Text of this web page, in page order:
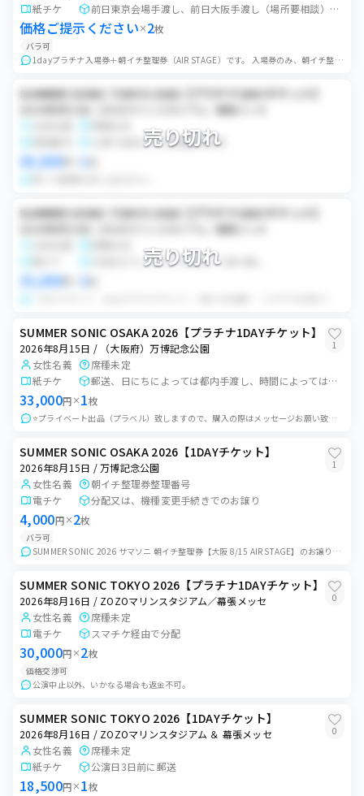
紙チケ
前日東京会場手渡し、前日大阪手渡し（場所要相談）、当日手渡し
価格ご提示ください × 2枚
バラ可
1dayプラチナ入場券＋朝イチ整理券（AIR STAGE）です。 入場券のみ、朝イチ整理券のみの購入も検討致しますのでお気軽にメッセージください。 入場券は紙...
売り切れ
SUMMER SONIC TOKYO 2026【プラチナ1DAYチケット】
2026年8月15日 / ZOZOマリンスタジアム／幕張メッセ
公演7日前までに発券番号共有
38,000 1
売り切れ
SUMMER SONIC TOKYO 2026【プラチナ1DAYチケット】
2026年8月15日 / ZOZOマリンスタジアム／幕張メッセ
5日前までにスマチケURLにて受け渡し
35,000 2
SUMMER SONIC OSAKA 2026【プラチナ1DAYチケット】
2026年8月15日 / （大阪府）万博記念公園 1
女性名義
席種未定
紙チケ
郵送、日にちによっては都内手渡し、時間によっては前日・当日大阪にて手渡し可能（郵送以外は要相談）
33,000円 × 1枚
⭐️プライベート出品（プラベル）致しますので、購入の際はメッセージお願い致します。 プラチナ1dayチケット 1枚 公演中止以外、如何なる場合でも返金不可
SUMMER SONIC OSAKA 2026【1DAYチケット】
2026年8月15日 / 万博記念公園 1
女性名義
朝イチ整理券整理番号
電チケ
分配又は、機種変更手続きでのお譲り
4,000円 × 2枚
バラ可
SUMMER SONIC 2026 サマソニ 朝イチ整理券【大阪 8/15 AIR STAGE】のお譲りです。 本チケと合わせて購入希望の場合は対応🉑 1枚の...
SUMMER SONIC TOKYO 2026【プラチナ1DAYチケット】
2026年8月16日 / ZOZOマリンスタジアム／幕張メッセ 0
女性名義
席種未定
電チケ
スマチケ経由で分配
30,000円 × 2枚
価格交渉可
公演中止以外、いかなる場合も返金不可。
SUMMER SONIC TOKYO 2026【1DAYチケット】
2026年8月16日 / ZOZOマリンスタジアム ＆ 幕張メッセ 0
女性名義
席種未定
紙チケ
公演日3日前に郵送
18,500円 × 1枚